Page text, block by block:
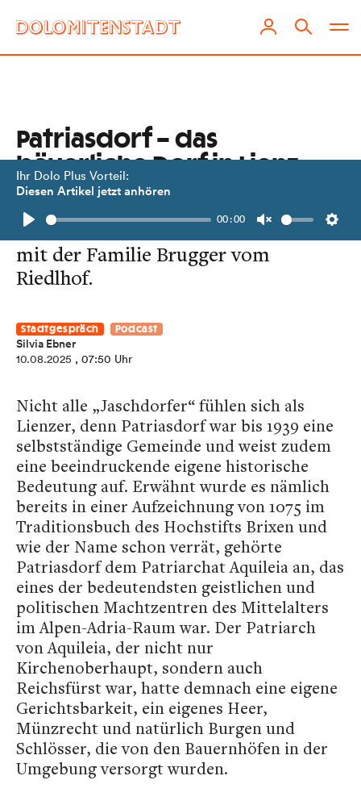
Ihr Dolo Plus Vorteil:
Diesen Artikel jetzt anhören
Play
00:00
Unmute
Patriasdorf – das
bäuerliche Dorf in Lienz
An einer Schnittstelle zwischen Land
und Stadt unterhält sich Silvia Ebner
mit der Familie Brugger vom
Riedlhof.
Stadtgespräch Podcast
Silvia Ebner
10.08.2025 , 07:50 Uhr
Nicht alle „Jaschdorfer“ fühlen sich als
Lienzer, denn Patriasdorf war bis 1939 eine
selbstständige Gemeinde und weist zudem
eine beeindruckende eigene historische
Bedeutung auf. Erwähnt wurde es nämlich
bereits in einer Aufzeichnung von 1075 im
Traditionsbuch des Hochstifts Brixen und
wie der Name schon verrät, gehörte
Patriasdorf dem Patriarchat Aquileia an, das
eines der bedeutendsten geistlichen und
politischen Machtzentren des Mittelalters
im Alpen-Adria-Raum war. Der Patriarch
von Aquileia, der nicht nur
Kirchenoberhaupt, sondern auch
Reichsfürst war, hatte demnach eine eigene
Gerichtsbarkeit, ein eigenes Heer,
Münzrecht und natürlich Burgen und
Schlösser, die von den Bauernhöfen in der
Umgebung versorgt wurden.